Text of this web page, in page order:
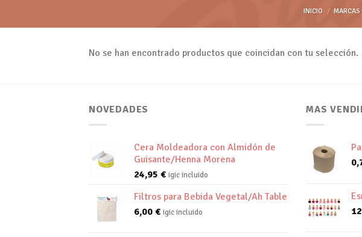
INICIO / MARCAS
No se han encontrado productos que coincidan con tu selección.
NOVEDADES
Cera Moldeadora con Almidón de
Guisante/Henna Morena
24,95 € igic incluido
Filtros para Bebida Vegetal/Ah Table
6,00 € igic incluido
MAS